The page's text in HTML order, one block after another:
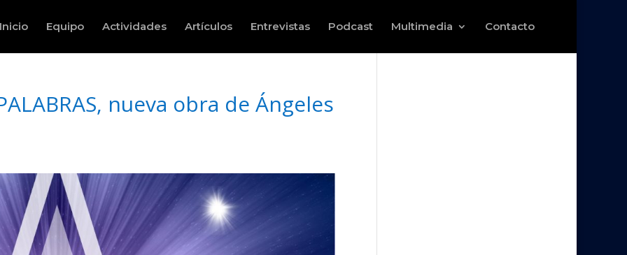
Inicio Equipo Actividades Artículos Entrevistas Podcast Multimedia Contacto
nueva obra de Ángeles